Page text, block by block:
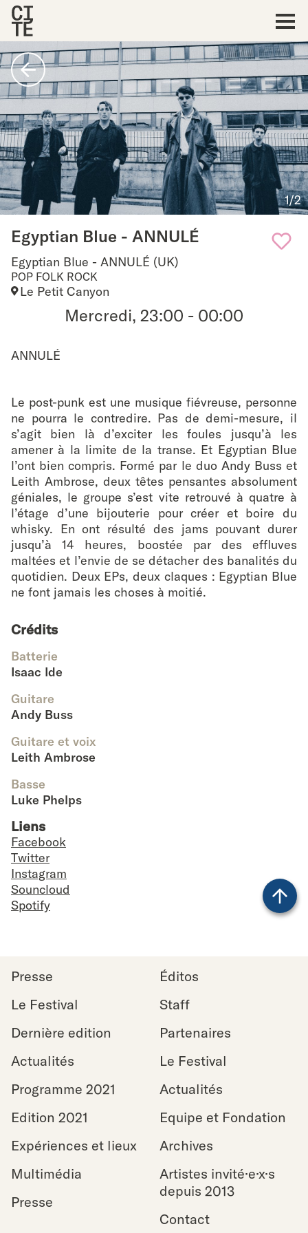
Accueil
Show
Retour
1/2
Egyptian Blue - ANNULÉ
Egyptian Blue - ANNULÉ (UK)
POP FOLK ROCK
Le Petit Canyon
Mercredi, 23:00 - 00:00
ANNULÉ
Le post-punk est une musique fiévreuse, personne
ne pourra le contredire. Pas de demi-mesure, il
s’agit bien là d’exciter les foules jusqu’à les
amener à la limite de la transe. Et Egyptian Blue
l’ont bien compris. Formé par le duo Andy Buss et
Leith Ambrose, deux têtes pensantes absolument
géniales, le groupe s’est vite retrouvé à quatre à
l’étage d’une bijouterie pour créer et boire du
whisky. En ont résulté des jams pouvant durer
jusqu’à 14 heures, boostée par des effluves
maltées et l’envie de se détacher des banalités du
quotidien. Deux EPs, deux claques : Egyptian Blue
ne font jamais les choses à moitié.
Crédits
Batterie
Isaac Ide
Guitare
Andy Buss
Guitare et voix
Leith Ambrose
Basse
Luke Phelps
Liens
Facebook
Twitter
Instagram
Souncloud
Spotify
Presse
Le Festival
Dernière edition
Actualités
Programme 2021
Edition 2021
Expériences et lieux
Multimédia
Presse
Éditos
Staff
Partenaires
Le Festival
Actualités
Equipe et Fondation
Archives
Artistes invité·e·x·s
depuis 2013
Contact